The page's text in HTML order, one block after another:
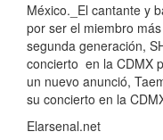
México._El cantante y
por ser el miembro
segunda generación,
concierto en la CDMX
un nuevo anunció,
su concierto en la
Elarsenal.net